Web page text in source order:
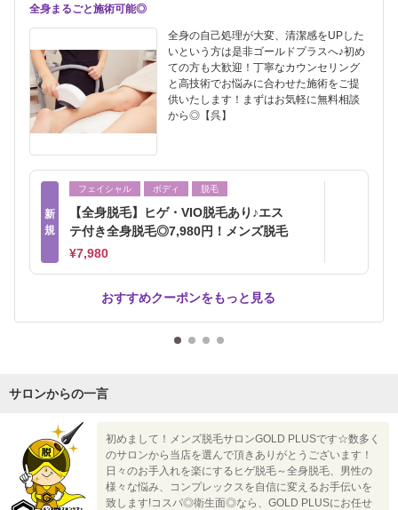
全身まるごと施術可能◎
全身の自己処理が大変、清潔感をUPした
いという方は是非ゴールドプラスへ♪初め
ての方も大歓迎！丁寧なカウンセリング
と高技術でお悩みに合わせた施術をご提
供いたします！まずはお気軽に無料相談
から◎【呉】
新
規
フェイシャル ボディ 脱毛
【全身脱毛】ヒゲ・VIO脱毛あり♪エス
テ付き全身脱毛◎7,980円！メンズ脱毛
¥7,980
おすすめクーポンをもっと見る
サロンからの一言
初めまして！メンズ脱毛サロンGOLD PLUSです☆数多く
のサロンから当店を選んで頂きありがとうございます！
日々のお手入れを楽にするヒゲ脱毛～全身脱毛、男性の
様々な悩み、コンプレックスを自信に変えるお手伝いを
致します!コスパ◎衛生面◎なら、GOLD PLUSにお任せ